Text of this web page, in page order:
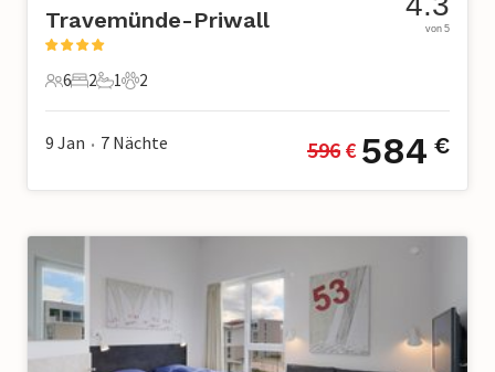
Travemünde-Priwall
6 Gäste
6
2 Schlafzimmer
2
1 Badezimmer
1
2 Haustiere
2
von 5
9 Jan • 7 Nächte 596 € 584 €